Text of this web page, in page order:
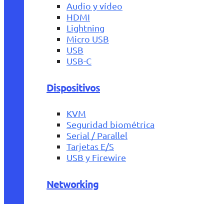
Audio y vídeo
HDMI
Lightning
Micro USB
USB
USB-C
Dispositivos
KVM
Seguridad biométrica
Serial / Parallel
Tarjetas E/S
USB y Firewire
Networking